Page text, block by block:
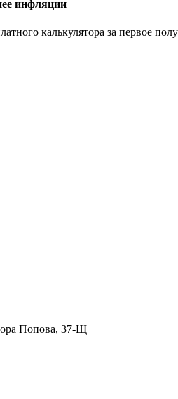
инфляции
калькулятора за первое
Попова, 37-Щ